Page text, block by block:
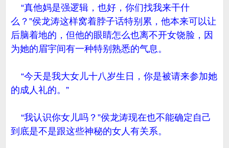
“真他妈是强逻辑，也好，你们找我来干什
么？”侯龙涛这样窝着脖子话特别累，他本来可以让
后脑着地的，但他的眼睛怎么也离不开女饶脸，因
为她的眉宇间有一种特别熟悉的气息。
“今天是我大女儿十八岁生日，你是被请来参加她
的成人礼的。”
“我认识你女儿吗？”侯龙涛现在也不能确定自己
到底是不是跟这些神秘的女人有关系。